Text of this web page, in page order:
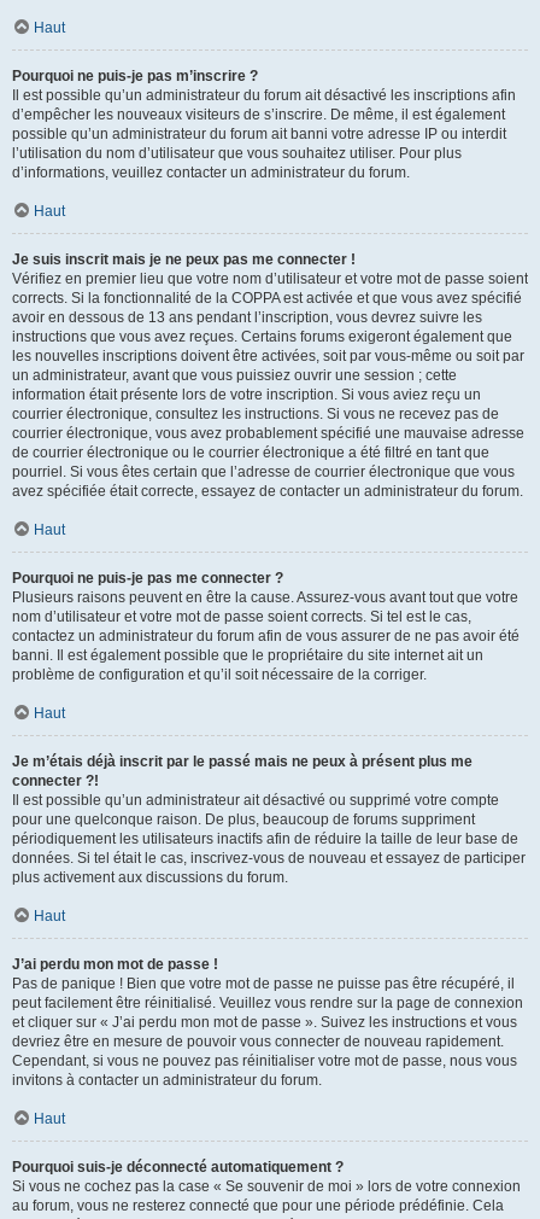
Haut
Pourquoi ne puis-je pas m’inscrire ?
Il est possible qu’un administrateur du forum ait désactivé les inscriptions afin
d’empêcher les nouveaux visiteurs de s’inscrire. De même, il est également
possible qu’un administrateur du forum ait banni votre adresse IP ou interdit
l’utilisation du nom d’utilisateur que vous souhaitez utiliser. Pour plus
d’informations, veuillez contacter un administrateur du forum.
Haut
Je suis inscrit mais je ne peux pas me connecter !
Vérifiez en premier lieu que votre nom d’utilisateur et votre mot de passe soient
corrects. Si la fonctionnalité de la COPPA est activée et que vous avez spécifié
avoir en dessous de 13 ans pendant l’inscription, vous devrez suivre les
instructions que vous avez reçues. Certains forums exigeront également que
les nouvelles inscriptions doivent être activées, soit par vous-même ou soit par
un administrateur, avant que vous puissiez ouvrir une session ; cette
information était présente lors de votre inscription. Si vous aviez reçu un
courrier électronique, consultez les instructions. Si vous ne recevez pas de
courrier électronique, vous avez probablement spécifié une mauvaise adresse
de courrier électronique ou le courrier électronique a été filtré en tant que
pourriel. Si vous êtes certain que l’adresse de courrier électronique que vous
avez spécifiée était correcte, essayez de contacter un administrateur du forum.
Haut
Pourquoi ne puis-je pas me connecter ?
Plusieurs raisons peuvent en être la cause. Assurez-vous avant tout que votre
nom d’utilisateur et votre mot de passe soient corrects. Si tel est le cas,
contactez un administrateur du forum afin de vous assurer de ne pas avoir été
banni. Il est également possible que le propriétaire du site internet ait un
problème de configuration et qu’il soit nécessaire de la corriger.
Haut
Je m’étais déjà inscrit par le passé mais ne peux à présent plus me
connecter ?!
Il est possible qu’un administrateur ait désactivé ou supprimé votre compte
pour une quelconque raison. De plus, beaucoup de forums suppriment
périodiquement les utilisateurs inactifs afin de réduire la taille de leur base de
données. Si tel était le cas, inscrivez-vous de nouveau et essayez de participer
plus activement aux discussions du forum.
Haut
J’ai perdu mon mot de passe !
Pas de panique ! Bien que votre mot de passe ne puisse pas être récupéré, il
peut facilement être réinitialisé. Veuillez vous rendre sur la page de connexion
et cliquer sur « J’ai perdu mon mot de passe ». Suivez les instructions et vous
devriez être en mesure de pouvoir vous connecter de nouveau rapidement.
Cependant, si vous ne pouvez pas réinitialiser votre mot de passe, nous vous
invitons à contacter un administrateur du forum.
Haut
Pourquoi suis-je déconnecté automatiquement ?
Si vous ne cochez pas la case « Se souvenir de moi » lors de votre connexion
au forum, vous ne resterez connecté que pour une période prédéfinie. Cela